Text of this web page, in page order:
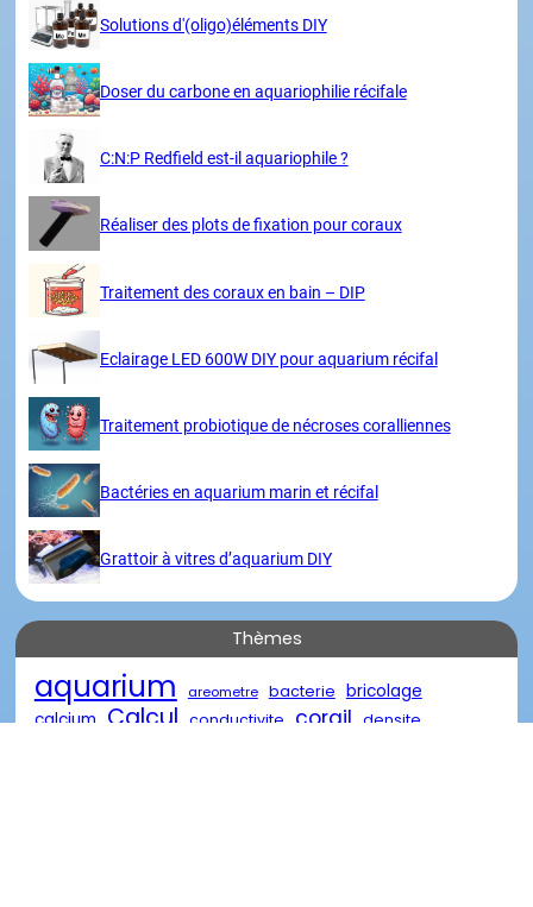
Solutions d'(oligo)éléments DIY
Doser du carbone en aquariophilie récifale
C:N:P Redfield est-il aquariophile ?
Réaliser des plots de fixation pour coraux
Traitement des coraux en bain – DIP
Eclairage LED 600W DIY pour aquarium récifal
Traitement probiotique de nécroses coralliennes
Bactéries en aquarium marin et récifal
Grattoir à vitres d’aquarium DIY
Thèmes
aquarium areometre bacterie bricolage
calcium Calcul conductivite corail densite